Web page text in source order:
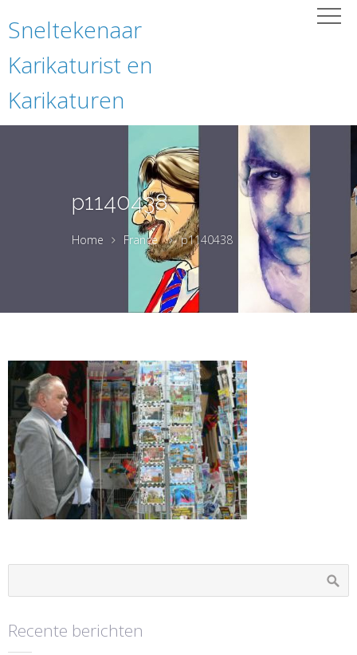
Sneltekenaar
Karikaturist en
Karikaturen
p1140438
Home France p1140438
Recente berichten